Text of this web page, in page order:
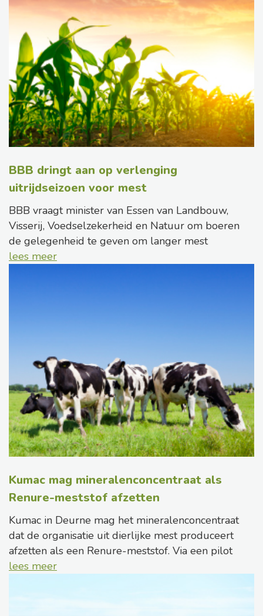
BBB dringt aan op verlenging
uitrijdseizoen voor mest
BBB vraagt minister van Essen van Landbouw,
Visserij, Voedselzekerheid en Natuur om boeren
de gelegenheid te geven om langer mest
lees meer
Kumac mag mineralenconcentraat als
Renure-meststof afzetten
Kumac in Deurne mag het mineralenconcentraat
dat de organisatie uit dierlijke mest produceert
afzetten als een Renure-meststof. Via een pilot
lees meer